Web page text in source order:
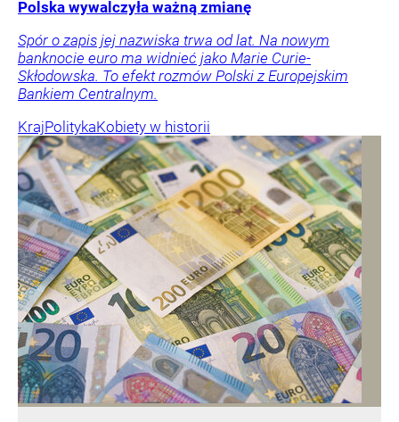
Polska wywalczyła ważną zmianę
Spór o zapis jej nazwiska trwa od lat. Na nowym
banknocie euro ma widnieć jako Marie Curie-
Skłodowska. To efekt rozmów Polski z Europejskim
Bankiem Centralnym.
KrajPolitykaKobiety w historii